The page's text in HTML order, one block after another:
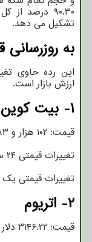
تشکیل می دهد.
به روزرسانی
ارزش بازار است.
۱- بیت کوین
قیمت: ۱۰۲ هزار و ۴۷۴.۸۳ دلار
تغییرات قیمتی ۲۴ ساعت گذشته: ۰.۵۸ درصد کاهش
تغییرات قیمتی یک هفته
۲- اتریوم
قیمت: ۳۱۴۶.۲۲ دلار